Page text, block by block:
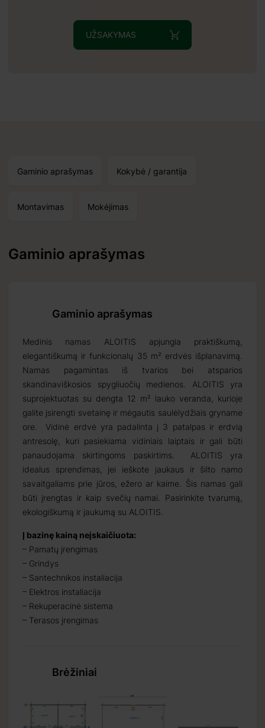
UŽSAKYMAS
Gaminio aprašymas Kokybė / garantija
Montavimas Mokėjimas
Gaminio aprašymas
Gaminio aprašymas
Medinis namas ALOITIS apjungia praktiškumą,
elegantiškumą ir funkcionalų 35 m² erdvės išplanavimą.
Namas pagamintas iš tvarios bei atsparios
skandinaviškosios spygliuočių medienos. ALOITIS yra
suprojektuotas su dengta 12 m² lauko veranda, kurioje
galite įsirengti svetainę ir mėgautis saulėlydžiais gryname
ore. Vidinė erdvė yra padalinta į 3 patalpas ir erdvią
antresolę, kuri pasiekiama vidiniais laiptais ir gali būti
panaudojama skirtingoms paskirtims. ALOITIS yra
idealus sprendimas, jei ieškote jaukaus ir šilto namo
savaitgaliams prie jūros, ežero ar kaime. Šis namas gali
būti įrengtas ir kaip svečių namai. Pasirinkite tvarumą,
ekologiškumą ir jaukumą su ALOITIS.
Į bazinę kainą neįskaičiuota:
– Pamatų įrengimas
– Grindys
– Santechnikos instaliacija
– Elektros instaliacija
– Rekuperacinė sistema
– Terasos įrengimas
Brėžiniai
Priimti
2026 09 18
produktus,